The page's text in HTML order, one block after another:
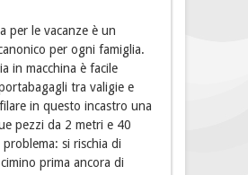
per le vacanze è un
per ogni famiglia.
in macchina è facile
tra valigie e
in questo incastro una
pezzi da 2 metri e 40
si rischia di
prima ancora di